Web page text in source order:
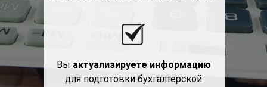
Вы актуализируете информацию
для подготовки бухгалтерской